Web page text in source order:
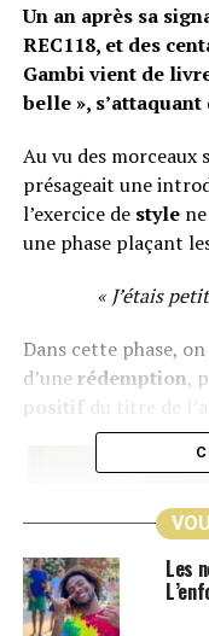
Un an après sa
REC118, et des
Gambi vient de
belle »,
Au vu des morceaux
présageait une
l’exercice destylene
une phase plaçant
« J’étais
Dans cette phase,
d’unerédemption,
positif du titre de
Les